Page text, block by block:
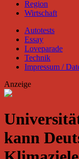
Region
Wirtschaft
Autotests
Essay
Loveparade
Technik
Impressum /
Anzeige
kann